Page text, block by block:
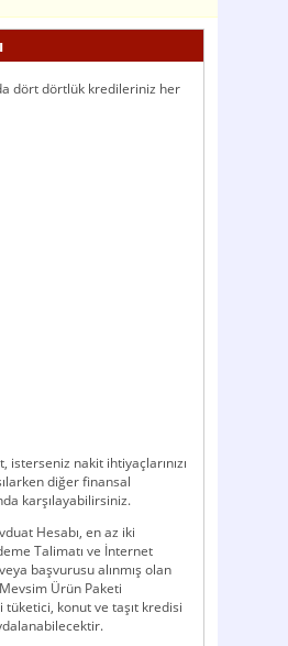
dört dörtlük kredileriniz her
isterseniz nakit ihtiyaçlarınızı
diğer finansal
karşılayabilirsiniz.
Hesabı, en az iki
Talimatı ve İnternet
veya başvurusu alınmış olan
Ürün Paketi
tüketici, konut ve taşıt kredisi